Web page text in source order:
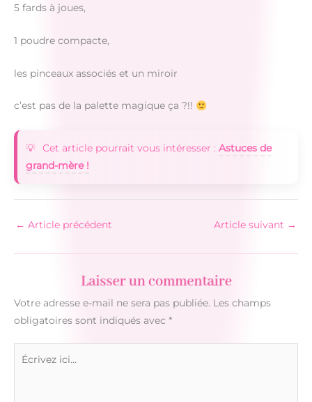
5 fards à joues,
1 poudre compacte,
les pinceaux associés et un miroir
c’est pas de la palette magique ça ?!!
Cet article pourrait vous intéresser : Astuces de
grand-mère !
← Article précédent Article suivant →
Laisser un commentaire
Votre adresse e-mail ne sera pas publiée. Les champs
obligatoires sont indiqués avec *